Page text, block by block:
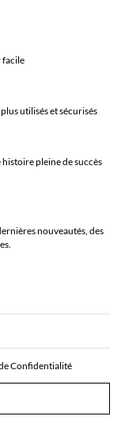
facile
utilisés et sécurisés
histoire pleine de succès
nouveautés, des
Confidentialité